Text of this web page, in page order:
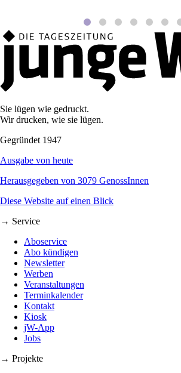
Sie lügen wie gedruckt.
Wir drucken, wie sie lügen.
Gegründet 1947
Ausgabe von heute
Herausgegeben von 3079 GenossInnen
Diese Website auf einen Blick
→ Service
Aboservice
Abo kündigen
Newsletter
Werben
Veranstaltungen
Terminkalender
Kontakt
Kiosk
jW-App
Jobs
→ Projekte